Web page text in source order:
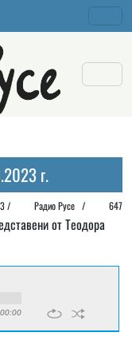
г.
/ Радио Русе / 647
от Теодора
00:00